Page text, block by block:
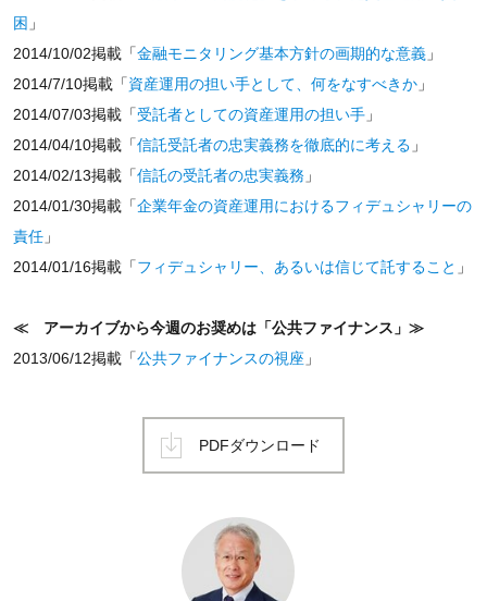
困 」
2014/10/02掲載「金融モニタリング基本方針の画期的な意義」
2014/7/10掲載「資産運用の担い手として、何をなすべきか」
2014/07/03掲載「受託者としての資産運用の担い手」
2014/04/10掲載「信託受託者の忠実義務を徹底的に考える 」
2014/02/13掲載「信託の受託者の忠実義務 」
2014/01/30掲載「企業年金の資産運用におけるフィデュシャリーの
責任」
2014/01/16掲載「フィデュシャリー、あるいは信じて託すること 」
≪ アーカイブから今週のお奨めは「公共ファイナンス」≫
2013/06/12掲載「公共ファイナンスの視座 」
PDFダウンロード